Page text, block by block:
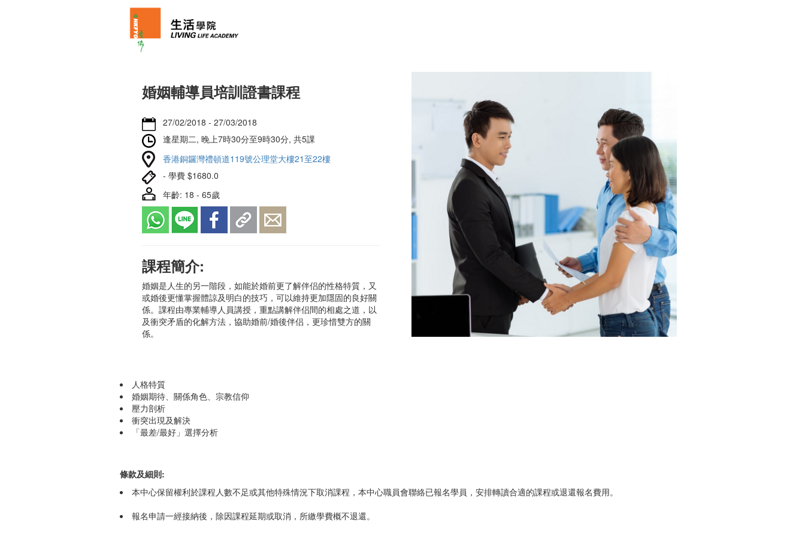
婚姻輔導員培訓證書課程
27/02/2018 - 27/03/2018
逢星期二, 晚上7時30分至9時30分, 共5課
香港銅鑼灣禮頓道119號公理堂大樓21至22樓
- 學費 $1680.0
年齡: 18 - 65歲
課程簡介:
婚姻是人生的另一階段，如能於婚前更了解伴侣的性格特質，又
或婚後更懂掌握體諒及明白的技巧，可以維持更加隱固的良好關
係。課程由專業輔導人員講授，重點講解伴侣間的相處之道，以
及衝突矛盾的化解方法，協助婚前/婚後伴侣，更珍惜雙方的關
係。
人格特質
婚姻期待、關係角色、宗教信仰
壓力剖析
衝突出現及解決
「最差/最好」選擇分析
條款及細則:
本中心保留權利於課程人數不足或其他特殊情況下取消課程，本中心職員會聯絡已報名學員，安排轉讀合適的課程或退還報名費用。
報名申請一經接納後，除因課程延期或取消，所繳學費概不退還。